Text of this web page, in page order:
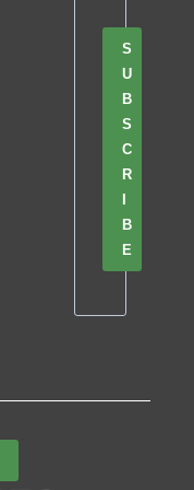
S
U
B
S
C
R
B
E